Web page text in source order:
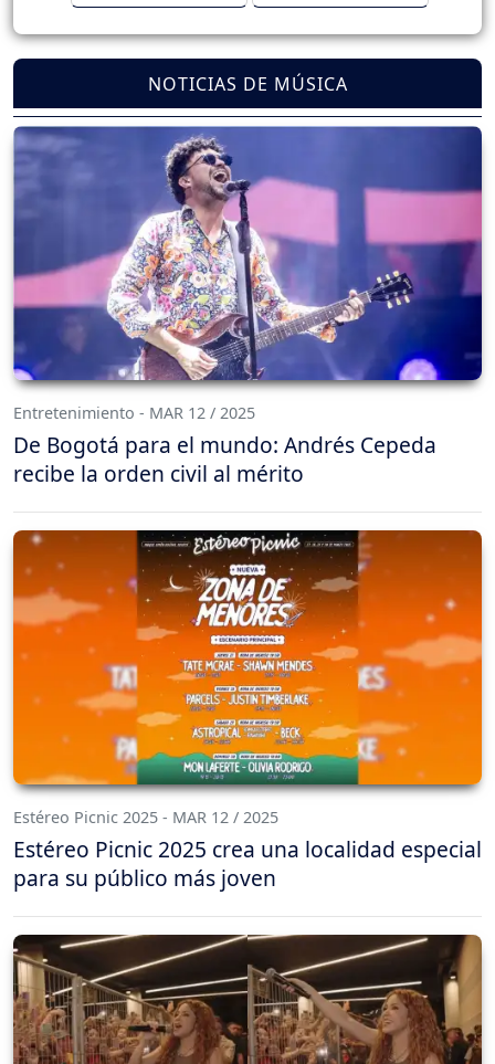
NOTICIAS DE MÚSICA
Entretenimiento - MAR 12 / 2025
De Bogotá para el mundo: Andrés Cepeda
recibe la orden civil al mérito
Estéreo Picnic 2025 - MAR 12 / 2025
Estéreo Picnic 2025 crea una localidad especial
para su público más joven